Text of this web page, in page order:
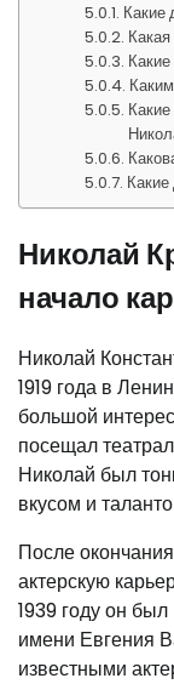
Какие
Николай
начало
Николай
1919 года в
большой
посещал
Николай был
вкусом и
После
актерскую
1939 году он
имени Евгения
известными